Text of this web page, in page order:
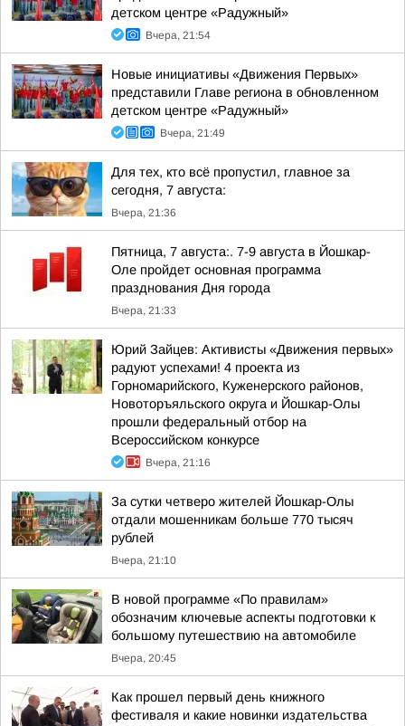
детском центре «Радужный»
Вчера, 21:54
Новые инициативы «Движения Первых»
представили Главе региона в обновленном
детском центре «Радужный»
Вчера, 21:49
Для тех, кто всё пропустил, главное за
сегодня, 7 августа:
Вчера, 21:36
Пятница, 7 августа:. 7-9 августа в Йошкар-
Оле пройдет основная программа
празднования Дня города
Вчера, 21:33
Юрий Зайцев: Активисты «Движения первых»
радуют успехами! 4 проекта из
Горномарийского, Куженерского районов,
Новоторъяльского округа и Йошкар-Олы
прошли федеральный отбор на
Всероссийском конкурсе
Вчера, 21:16
За сутки четверо жителей Йошкар-Олы
отдали мошенникам больше 770 тысяч
рублей
Вчера, 21:10
В новой программе «По правилам»
обозначим ключевые аспекты подготовки к
большому путешествию на автомобиле
Вчера, 20:45
Как прошел первый день книжного
фестиваля и какие новинки издательства